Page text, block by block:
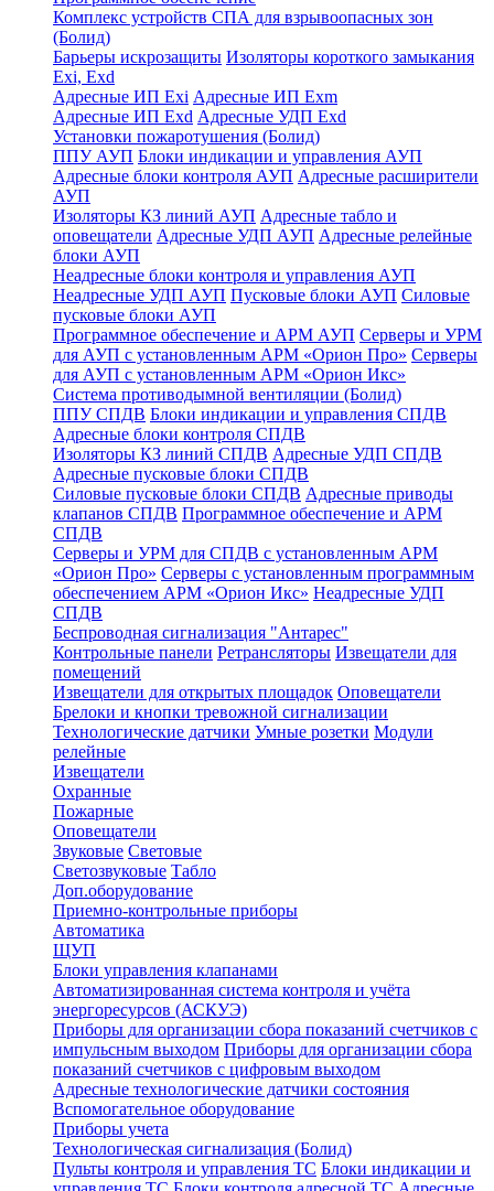
Комплекс устройств СПА для взрывоопасных зон
(Болид)
Барьеры искрозащиты Изоляторы короткого замыкания
Exi, Exd
Адресные ИП Exi Адресные ИП Exm
Адресные ИП Exd Адресные УДП Exd
Установки пожаротушения (Болид)
ППУ АУП Блоки индикации и управления АУП
Адресные блоки контроля АУП Адресные расширители
АУП
Изоляторы КЗ линий АУП Адресные табло и
оповещатели Адресные УДП АУП Адресные релейные
блоки АУП
Неадресные блоки контроля и управления АУП
Неадресные УДП АУП Пусковые блоки АУП Силовые
пусковые блоки АУП
Программное обеспечение и АРМ АУП Серверы и УРМ
для АУП с установленным АРМ «Орион Про» Серверы
для АУП с установленным АРМ «Орион Икс»
Система противодымной вентиляции (Болид)
ППУ СПДВ Блоки индикации и управления СПДВ
Адресные блоки контроля СПДВ
Изоляторы КЗ линий СПДВ Адресные УДП СПДВ
Адресные пусковые блоки СПДВ
Силовые пусковые блоки СПДВ Адресные приводы
клапанов СПДВ Программное обеспечение и АРМ
СПДВ
Серверы и УРМ для СПДВ с установленным АРМ
«Орион Про» Серверы с установленным программным
обеспечением АРМ «Орион Икс» Неадресные УДП
СПДВ
Беспроводная сигнализация "Антарес"
Контрольные панели Ретрансляторы Извещатели для
помещений
Извещатели для открытых площадок Оповещатели
Брелоки и кнопки тревожной сигнализации
Технологические датчики Умные розетки Модули
релейные
Извещатели
Охранные
Пожарные
Оповещатели
Звуковые Световые
Светозвуковые Табло
Доп.оборудование
Приемно-контрольные приборы
Автоматика
ЩУП
Блоки управления клапанами
Автоматизированная система контроля и учёта
энергоресурсов (АСКУЭ)
Приборы для организации сбора показаний счетчиков с
импульсным выходом Приборы для организации сбора
показаний счетчиков с цифровым выходом
Адресные технологические датчики состояния
Вспомогательное оборудование
Приборы учета
Технологическая сигнализация (Болид)
Пульты контроля и управления ТС Блоки индикации и